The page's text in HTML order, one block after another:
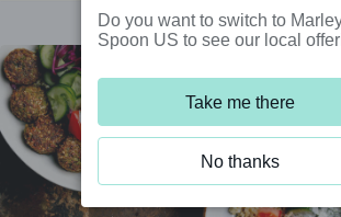
Do you want to switch to
Spoon US to see our local
Take me there
No thanks